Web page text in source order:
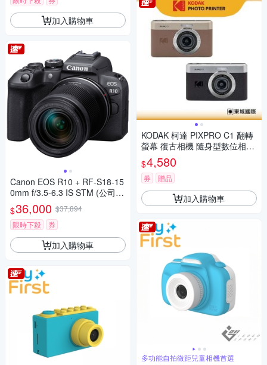
加入購物車
Canon EOS R10 + RF-S18-15
0mm f/3.5-6.3 IS STM (公司
貨)
$36,000 $37,894
限時下殺
券
加入購物車
KODAK 柯達 PIXPRO C1 翻轉
螢幕 復古相機 隨身型數位相機
+ 32G記憶卡組
$4,580
券 贈品
加入購物車
多功能自拍微距兒童相機首選